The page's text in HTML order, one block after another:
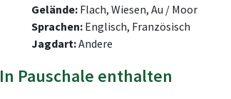
Gelände: Flach, Wiesen, Au / Moor
Sprachen: Englisch, Französisch
Jagdart:Andere
In Pauschale enthalten